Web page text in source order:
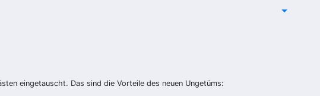
eingetauscht. Das sind die Vorteile des neuen Ungetüms: